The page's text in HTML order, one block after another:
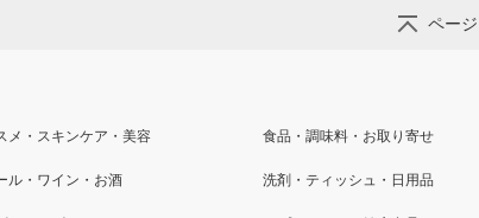
ペー
メ・スキンケア・美容 食品・調味料・お取り寄せ
ル・ワイン・お酒 洗剤・ティッシュ・日用品